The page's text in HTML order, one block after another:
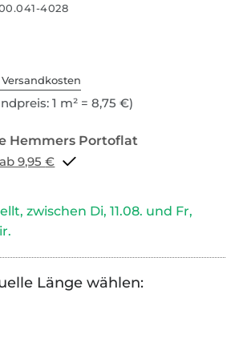
4028
1 m² = 8,75 €)
Portoflat schon ab 9,95 €
zwischen Di, 11.08. und Fr,
Länge wählen: